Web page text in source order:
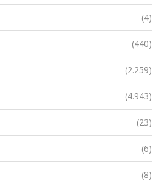
(4)
(440)
(2.259)
(4.943)
(23)
(6)
(8)